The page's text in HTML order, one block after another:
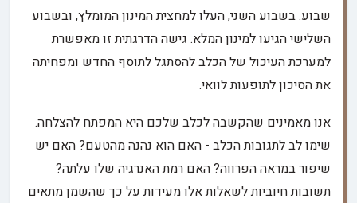
שבוע. בשבוע השני, העלו למחצית המינון המומלץ, ובשבוע
השלישי הגיעו למינון המלא. גישה הדרגתית זו מאפשרת
למערכת העיכול של הכלב להסתגל לתוסף החדש ומפחיתה
את הסיכון לתופעות לוואי.
אנו מאמינים שהקשבה לכלב שלכם היא המפתח להצלחה.
שימו לב לתגובות הכלב - האם הוא נהנה מהטעם? האם יש
שיפור במראה הפרווה? האם רמת האנרגיה שלו עלתה?
תשובות חיוביות לשאלות אלו מעידות על כך שהשמן מתאים